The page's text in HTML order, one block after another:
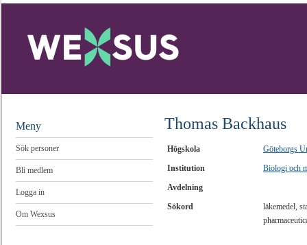
Meny
Sök personer
Bli medlem
Logga in
Om Wexsus
Thomas Backhaus
Högskola
Göteborgs
Institution
Biologi och
Avdelning
Sökord
läkemedel,